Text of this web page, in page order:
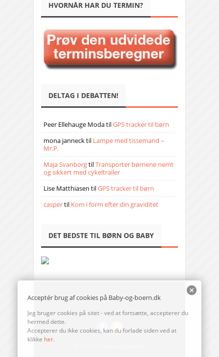
HVORNÅR HAR DU TERMIN?
DELTAG I DEBATTEN!
Peer Ellehauge ModatilGPS tracker til børn
mona jannecktil Lampe med tissemand –
Mr.P.
Maja SvanborgtilTransporter børnene nemt
og sikkert med cykeltrailer
Lise Matthiasen tilGPS tracker til børn
caspertil Kom i form efter din graviditet
DET BEDSTE TIL BØRN OG BABY
Acceptér brug af cookies på Baby-og-boern.dk
Jeg bruger cookies på sitet - ved at fortsætte, accepterer du
hermed dette.
Accepterer du ikke cookies, kan du forlade siden ved at
klikke her.